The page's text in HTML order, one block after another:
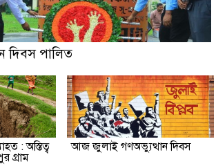
দিবস পালিত
: অস্তিত্ব
গ্রাম
আজ জুলাই গণঅভ্যুত্থান দিবস